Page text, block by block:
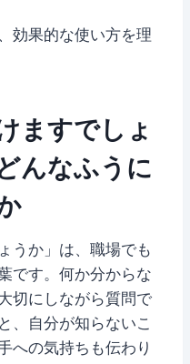
効果的な使い方を理
ますでしょ
んなふうに
うか」は、職場でも
です。何か分からな
切にしながら質問で
、自分が知らないこ
への気持ちも伝わり